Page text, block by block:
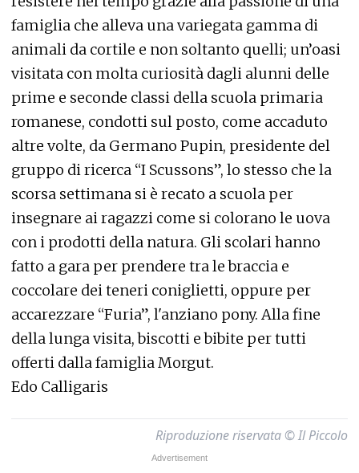
famiglia che alleva una variegata gamma di
animali da cortile e non soltanto quelli; un’oasi
visitata con molta curiosità dagli alunni delle
prime e seconde classi della scuola primaria
romanese, condotti sul posto, come accaduto
altre volte, da Germano Pupin, presidente del
gruppo di ricerca “I Scussons”, lo stesso che la
scorsa settimana si è recato a scuola per
insegnare ai ragazzi come si colorano le uova
con i prodotti della natura. Gli scolari hanno
fatto a gara per prendere tra le braccia e
coccolare dei teneri coniglietti, oppure per
accarezzare “Furia”, l'anziano pony. Alla fine
della lunga visita, biscotti e bibite per tutti
offerti dalla famiglia Morgut.
Edo Calligaris
Riproduzione riservata © Il Piccolo